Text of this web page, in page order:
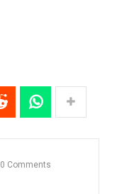
0 Comments